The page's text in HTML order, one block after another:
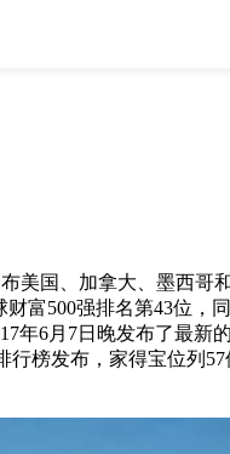
国、加拿大、墨西哥
富500强排名第43位
6月7日晚发布了最新
榜发布，家得宝位列